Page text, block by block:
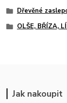
Dřevěné
OLŠE, BŘÍZA,
Jak nakoupit